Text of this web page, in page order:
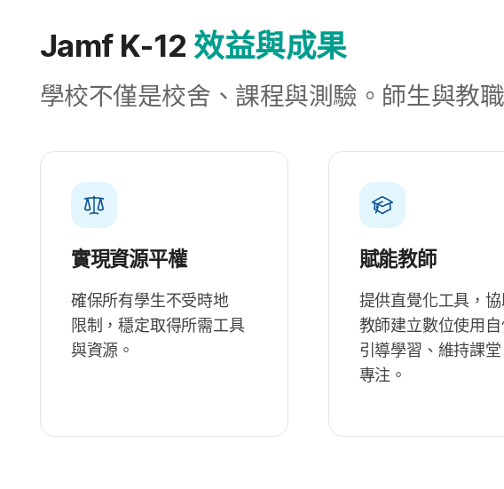
Jamf K-12 效益​與​成果
學校​不僅​是​校舍、​課程​與​測驗。​師生​與​教
實現​資源​平權
確保​所有​學生​不​受​時​地​
限制，​穩定​取得​所​需​工具​
與​資源。
賦​能​教師
提供​直覺化​工具，​協
教師​建立​數​位​使用​自
引導​學習、​維持​課堂​
專注。